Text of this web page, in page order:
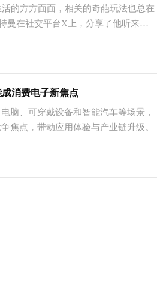
方方面面，相关的奇葩玩法也总在
曼在社交平台X上，分享了他听来的
天早高峰送孩子上学的路上，直接生
家长和孩子面对面闲聊交心的亲子时
来代劳。
消费电子新焦点
脑、可穿戴设备和智能汽车等场景，
焦点，带动应用体验与产业链升级。